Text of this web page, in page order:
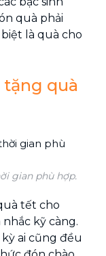
quà phải
là quà cho
quà
gian phù hợp.
tết cho
kỹ càng.
ai cũng đều